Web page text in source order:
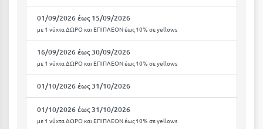
Κουρούτα Ηλείας
Κουφονήσια
Κρουαζιέρες
Κύθηρα
Κυλλήνη
01/09/2026 έως 15/09/2026
με 1 νύχτα ΔΩΡΟ και ΕΠΙΠΛΕΟΝ έως 10% σε yellows
16/09/2026 έως 30/09/2026
με 1 νύχτα ΔΩΡΟ και ΕΠΙΠΛΕΟΝ έως 10% σε yellows
01/10/2026 έως 31/10/2026
01/10/2026 έως 31/10/2026
με 1 νύχτα ΔΩΡΟ και ΕΠΙΠΛΕΟΝ έως 10% σε yellows